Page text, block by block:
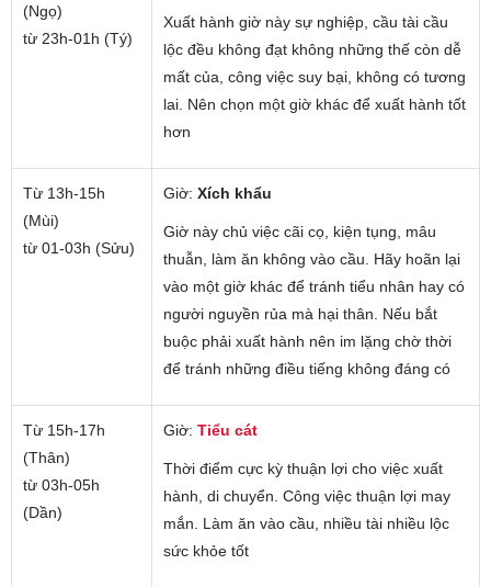
(Ngọ)
từ 23h-01h (Tý)
Xuất hành giờ này sự nghiệp, cầu tài cầu
lộc đều không đạt không những thế còn dễ
mất của, công việc suy bại, không có tương
lai. Nên chọn một giờ khác để xuất hành tốt
hơn
Từ 13h-15h
(Mùi)
từ 01-03h (Sửu)
Giờ: Xích khẩu
Giờ này chủ việc cãi cọ, kiện tụng, mâu
thuẫn, làm ăn không vào cầu. Hãy hoãn lại
vào một giờ khác để tránh tiểu nhân hay có
người nguyền rủa mà hại thân. Nếu bắt
buộc phải xuất hành nên im lặng chờ thời
để tránh những điều tiếng không đáng có
Từ 15h-17h
(Thân)
từ 03h-05h
(Dần)
Giờ: Tiểu cát
Thời điểm cực kỳ thuận lợi cho việc xuất
hành, di chuyển. Công việc thuận lợi may
mắn. Làm ăn vào cầu, nhiều tài nhiều lộc
sức khỏe tốt